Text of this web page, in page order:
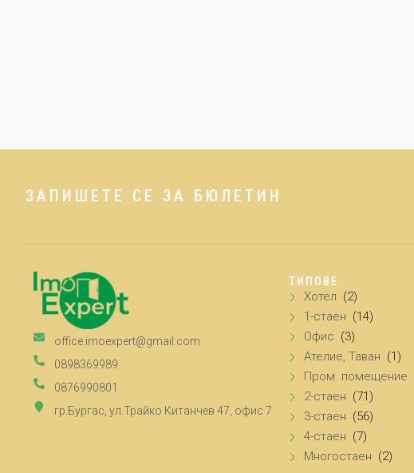
ЗАПИШЕТЕ СЕ ЗА БЮЛЕТИН
office.imoexpert@gmail.com
0898369989
0876990801
гр.Бургас, ул.Трайко Китанчев 47, офис 7
ТИПОВЕ
Хотел (2)
1-стаен (14)
Офис (3)
Ателие, Таван (1)
Пром. помещение
2-стаен (71)
3-стаен (56)
4-стаен (7)
Многостаен (2)